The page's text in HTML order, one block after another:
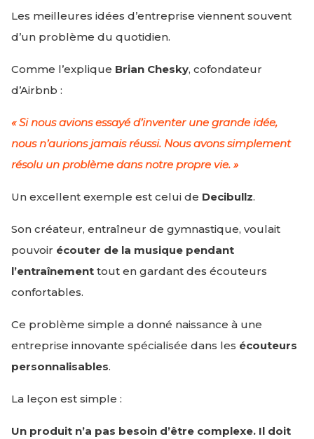
Les meilleures idées d’entreprise viennent souvent
d’un problème du quotidien.
Comme l’explique Brian Chesky, cofondateur
d’Airbnb :
« Si nous avions essayé d’inventer une grande idée,
nous n’aurions jamais réussi. Nous avons simplement
résolu un problème dans notre propre vie. »
Un excellent exemple est celui de Decibullz.
Son créateur, entraîneur de gymnastique, voulait
pouvoir écouter de la musique pendant
l’entraînement tout en gardant des écouteurs
confortables.
Ce problème simple a donné naissance à une
entreprise innovante spécialisée dans les écouteurs
personnalisables.
La leçon est simple :
Un produit n’a pas besoin d’être complexe. Il doit